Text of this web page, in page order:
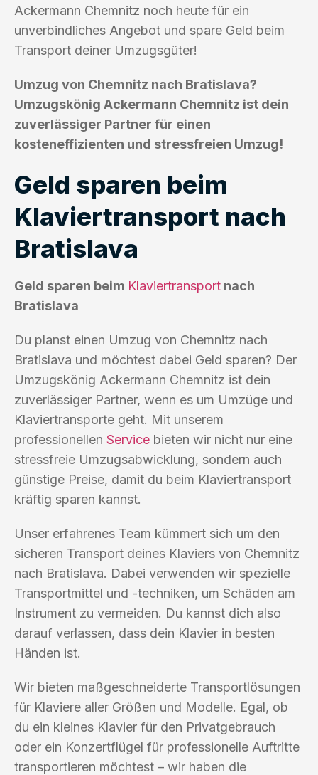
Ackermann Chemnitz noch heute für ein
unverbindliches Angebot und spare Geld beim
Transport deiner Umzugsgüter!
Umzug von Chemnitz nach Bratislava?
Umzugskönig Ackermann Chemnitz ist dein
zuverlässiger Partner für einen
kosteneffizienten und stressfreien Umzug!
Geld sparen beim
Klaviertransport nach
Bratislava
Geld sparen beim Klaviertransport nach
Bratislava
Du planst einen Umzug von Chemnitz nach
Bratislava und möchtest dabei Geld sparen? Der
Umzugskönig Ackermann Chemnitz ist dein
zuverlässiger Partner, wenn es um Umzüge und
Klaviertransporte geht. Mit unserem
professionellen Service bieten wir nicht nur eine
stressfreie Umzugsabwicklung, sondern auch
günstige Preise, damit du beim Klaviertransport
kräftig sparen kannst.
Unser erfahrenes Team kümmert sich um den
sicheren Transport deines Klaviers von Chemnitz
nach Bratislava. Dabei verwenden wir spezielle
Transportmittel und -techniken, um Schäden am
Instrument zu vermeiden. Du kannst dich also
darauf verlassen, dass dein Klavier in besten
Händen ist.
Wir bieten maßgeschneiderte Transportlösungen
für Klaviere aller Größen und Modelle. Egal, ob
du ein kleines Klavier für den Privatgebrauch
oder ein Konzertflügel für professionelle Auftritte
transportieren möchtest – wir haben die